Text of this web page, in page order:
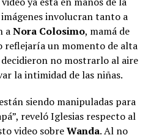
involucran tanto a
aNora Colosimo, mamá de
reflejaría un momento de alta
no mostrarlo al aire
la intimidad de las niñas.
siendo manipuladas para
reveló Iglesias respecto al
video sobreWanda. Al no